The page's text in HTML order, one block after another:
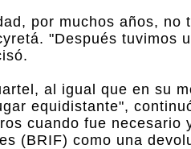
por muchos años, no
"Después tuvimos
al igual que en su
equidistante",
cuando fue necesario
(BRIF) como una